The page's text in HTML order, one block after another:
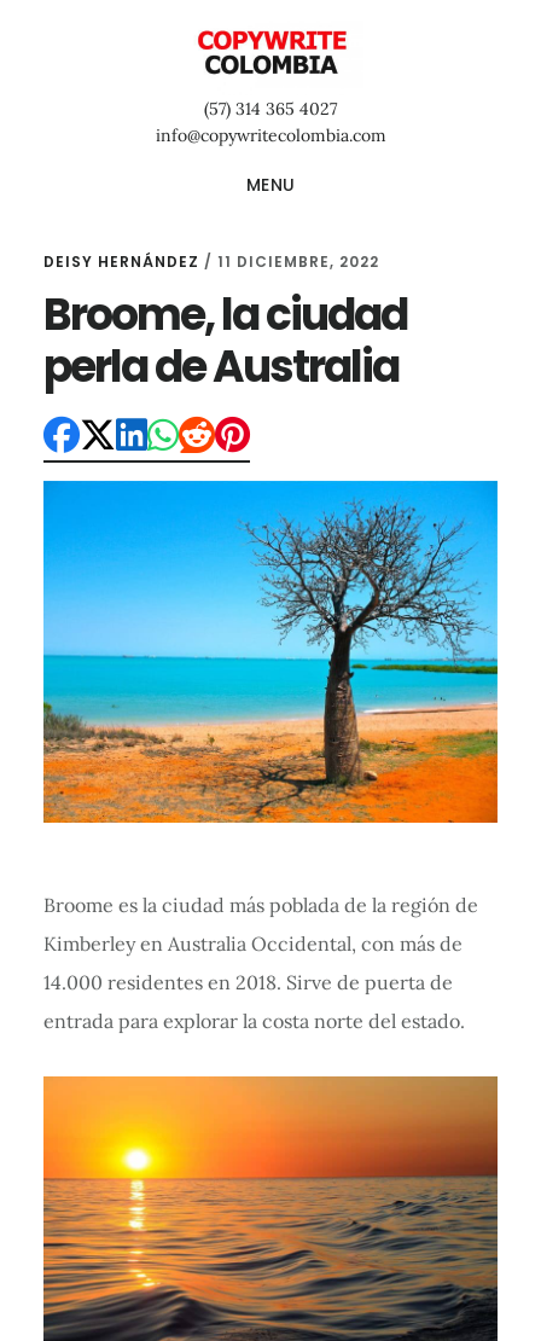
(57) 314 365 4027
info@copywritecolombia.com
MENU
DEISY HERNÁNDEZ / 11 DICIEMBRE, 2022
Broome, la ciudad
perla de Australia
Broome es la ciudad más poblada de la región de
Kimberley en Australia Occidental, con más de
14.000 residentes en 2018. Sirve de puerta de
entrada para explorar la costa norte del estado.